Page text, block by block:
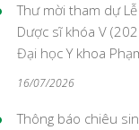
Thư mời tham dự
Dược sĩ khóa V
Đại học Y khoa
16/07/2026
Thông báo chiêu